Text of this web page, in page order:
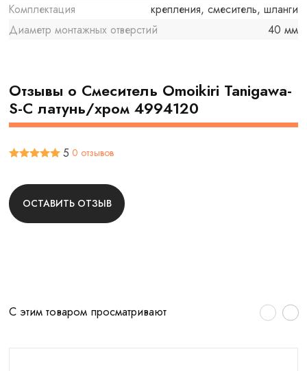
Комплектация
крепления, смеситель, шланги
Диаметр монтажных отверстий
40 мм
Отзывы о Смеситель Omoikiri Tanigawa-
S-С латунь/хром 4994120
5 0 отзывов
ОСТАВИТЬ ОТЗЫВ
С этим товаром просматривают